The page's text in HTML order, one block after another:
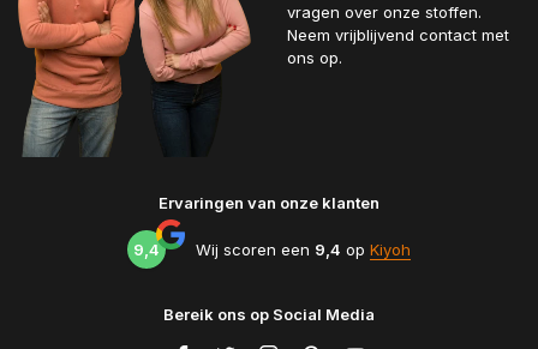
vragen over onze stoffen.
Neem vrijblijvend contact met
ons op.
Ervaringen van onze klanten
9,4 Wij scoren een 9,4 op Kiyoh
Bereik ons op Social Media